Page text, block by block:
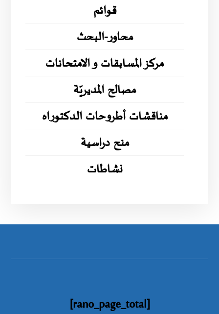
قوائم
محاور-البحث
مركز المسابقات و الامتحانات
مصالح المديريّة
مناقشات أطروحات الدكتوراه
منح دراسية
نشاطات
[rano_page_total]